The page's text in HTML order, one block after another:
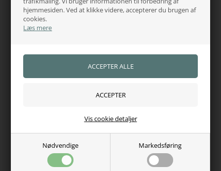
hjemmesiden. Ved at klikke videre, accepterer du brugen af
cookies.
Læs mere
Nødvendige Markedsføring
Vis cookie detaljer
Varenr.:7575
Hvorfor handle hos os?
100% tryghed
Se vores certifikat
Kundernes anderkendelse